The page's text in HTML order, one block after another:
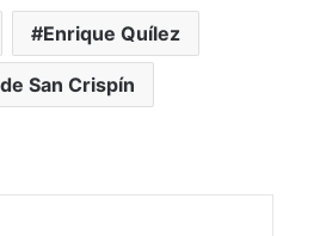
Enrique Quílez
San Crispín